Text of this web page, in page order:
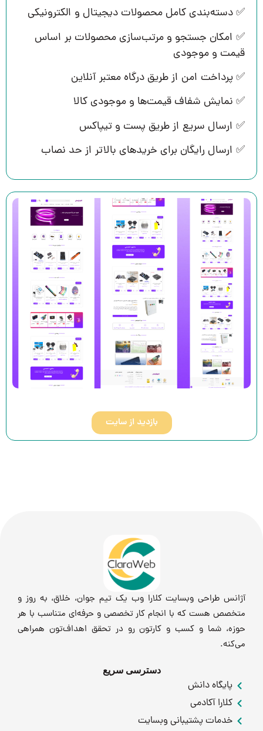
✅ دسته‌بندی کامل محصولات دیجیتال و الکترونیکی
✅ امکان جستجو و مرتب‌سازی محصولات بر اساس
قیمت و موجودی
✅ پرداخت امن از طریق درگاه معتبر آنلاین
✅ نمایش شفاف قیمت‌ها و موجودی کالا
✅ ارسال سریع از طریق پست و تیپاکس
✅ ارسال رایگان برای خریدهای بالاتر از حد نصاب
بازدید از سایت
آژانس طراحی وبسایت کلارا وب یک تیم جوان، خلاق، به روز و
متخصص هست که با انجام کار تخصصی و حرفه‌ای متناسب با هر
حوزه، شما و کسب و کارتون رو در تحقق اهداف‌تون همراهی
می‌کنه.
دسترسی سریع
پایگاه دانش
کلارا آکادمی
خدمات پشتیبانی وبسایت